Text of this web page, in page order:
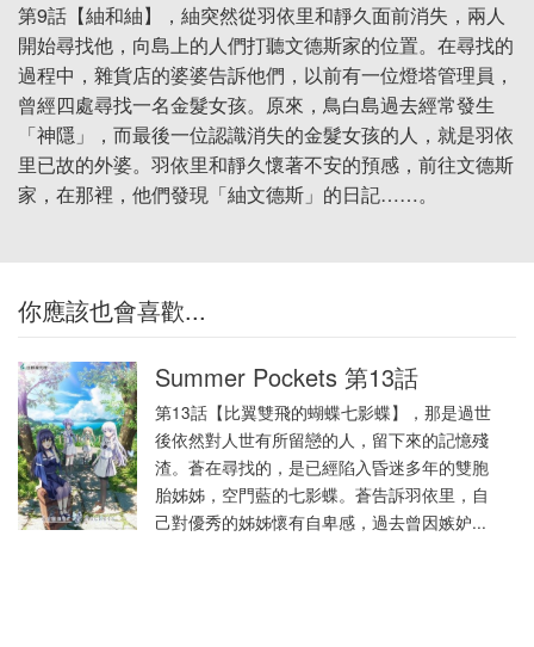
第9話【紬和紬】，紬突然從羽依里和靜久面前消失，兩人
開始尋找他，向島上的人們打聽文德斯家的位置。在尋找的
過程中，雜貨店的婆婆告訴他們，以前有一位燈塔管理員，
曾經四處尋找一名金髮女孩。原來，鳥白島過去經常發生
「神隱」，而最後一位認識消失的金髮女孩的人，就是羽依
里已故的外婆。羽依里和靜久懷著不安的預感，前往文德斯
家，在那裡，他們發現「紬文德斯」的日記……。
你應該也會喜歡...
Summer Pockets 第13話
第13話【比翼雙飛的蝴蝶七影蝶】，那是過世
後依然對人世有所留戀的人，留下來的記憶殘
渣。蒼在尋找的，是已經陷入昏迷多年的雙胞
胎姊姊，空門藍的七影蝶。蒼告訴羽依里，自
己對優秀的姊姊懷有自卑感，過去曾因嫉妒...